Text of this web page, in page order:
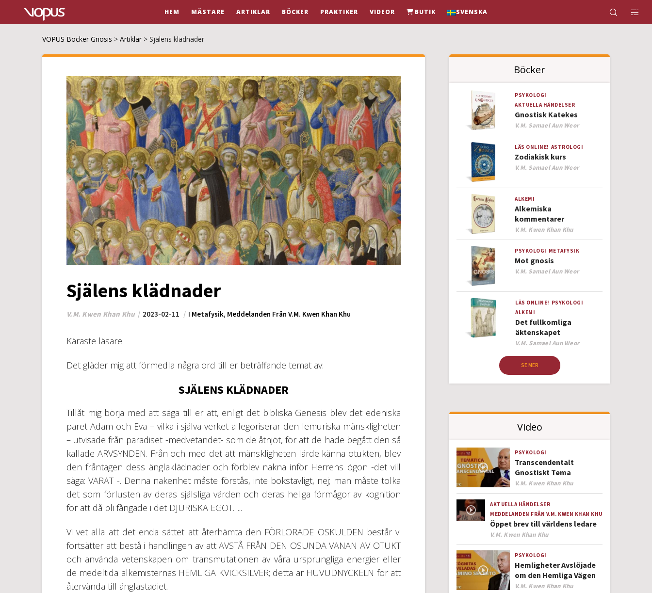
HEM MÄSTARE ARTIKLAR BÖCKER PRAKTIKER VIDEOR BUTIK SVENSKA
VOPUS Böcker Gnosis > Artiklar > Själens klädnader
Själens klädnader
V.M. Kwen Khan Khu 2023-02-11 I Metafysik, Meddelanden Från V.M. Kwen Khan Khu
Käraste läsare:
Det gläder mig att förmedla några ord till er beträffande temat av:
SJÄLENS KLÄDNADER
Tillåt mig börja med att säga till er att, enligt det bibliska Genesis blev det edeniska
paret Adam och Eva – vilka i själva verket allegoriserar den lemuriska mänskligheten
– utvisade från paradiset -medvetandet- som de åtnjöt, för att de hade begått den så
kallade ARVSYNDEN. Från och med det att mänskligheten lärde känna otukten, blev
den fråntagen dess änglaklädnader och förblev nakna inför Herrens ögon -det vill
säga: VARAT -. Denna nakenhet måste förstås, inte bokstavligt, nej; man måste tolka
det som förlusten av deras själsliga värden och deras heliga förmågor av kognition
för att då bli fångade i det DJURISKA EGOT…..
Vi vet alla att det enda sättet att återhämta den FÖRLORADE OSKULDEN består vi
fortsätter att bestå i handlingen av att AVSTÅ FRÅN DEN OSUNDA VANAN AV OTUKT
och använda vetenskapen om transmutationen av våra ursprungliga energier eller
de medeltida alkemisternas HEMLIGA KVICKSILVER; detta är HUVUDNYCKELN för att
återvända till änglastadiet.
Böcker
PSYKOLOGI
AKTUELLA HÄNDELSER
Gnostisk Katekes
Author
V.M. Samael Aun Weor
LÄS ONLINE! ASTROLOGI
Zodiakisk kurs
Author
V.M. Samael Aun Weor
ALKEMI
Alkemiska
kommentarer
Author
V.M. Kwen Khan Khu
PSYKOLOGI METAFYSIK
Mot gnosis
Author
V.M. Samael Aun Weor
LÄS ONLINE! PSYKOLOGI
ALKEMI
Det fullkomliga
äktenskapet
Author
V.M. Samael Aun Weor
SE MER
Video
PSYKOLOGI
Transcendentalt
Gnostiskt Tema
Author
V.M. Kwen Khan Khu
AKTUELLA HÄNDELSER
MEDDELANDEN FRÅN V.M. KWEN KHAN KHU
Öppet brev till världens ledare
Author
V.M. Kwen Khan Khu
PSYKOLOGI
Hemligheter Avslöjade
om den Hemliga Vägen
Author
V.M. Kwen Khan Khu